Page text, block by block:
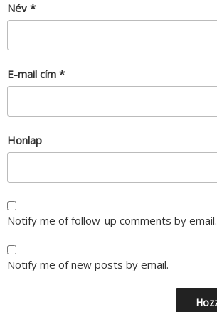
Név *
E-mail cím *
Honlap
Notify me of follow-up comments by email.
Notify me of new posts by email.